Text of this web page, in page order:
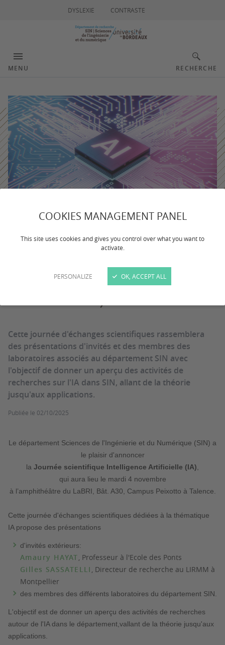
COOKIES MANAGEMENT PANEL
This site uses cookies and gives you control over what you want to
activate.
PERSONALIZE OK, ACCEPT ALL
DYSLEXIE CONTRASTE
MENU RECHERCHE
Journée scientifique
SIN en Intelligence
Cette journée d'échanges scientifiques rassemblera
des présentations d'invités et des membres des
laboratoires associés au département SIN avec
l'objectif de donner un aperçu des activités de
recherches sur l'IA dans SIN, allant de la théorie
jusqu'aux applications.
Publiée le 02/10/2025
Le département Sciences de l'Ingénierie et du Numérique (SIN) a
le plaisir d'annoncer
la Journée scientifique Intelligence Artificielle (IA)
qui aura lieu le mardi 4 novembre
à l’amphithéâtre du LaBRI, Bât. A30, Campus Peixotto à Talence
Cette journée d'échanges scientifiques dédiées à la thématique
IA propose des présentations
d'invités extérieurs:
Amaury HAYAT, Professeur à l'Ecole des Ponts
Gilles SASSATELLI , Directeur de recherche au LIRMM à
Montpellier
des membres des différents laboratoires du département SIN.
L'objectif est de donner un aperçu des activités de recherches
autour de l'IA dans le département,vallant de la théorie jusqu'aux
applications.